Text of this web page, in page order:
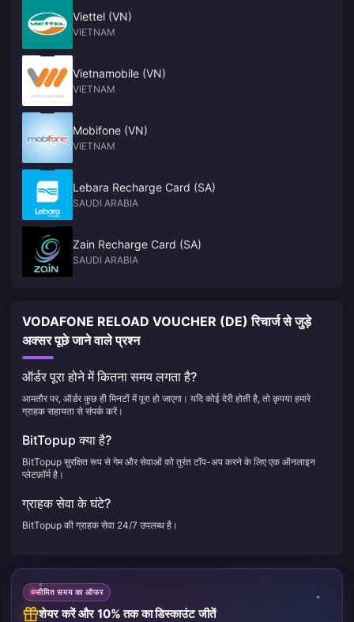
Viettel (VN)
VIETNAM
Vietnamobile (VN)
VIETNAM
Mobifone (VN)
VIETNAM
Lebara Recharge Card (SA)
SAUDI ARABIA
Zain Recharge Card (SA)
SAUDI ARABIA
VODAFONE RELOAD VOUCHER (DE) रिचार्ज से जुड़े
अक्सर पूछे जाने वाले प्रश्न
ऑर्डर पूरा होने में कितना समय लगता है?
आमतौर पर, ऑर्डर कुछ ही मिनटों में पूरा हो जाएगा। यदि कोई देरी होती है, तो कृपया हमारे
ग्राहक सहायता से संपर्क करें।
BitTopup क्या है?
BitTopup सुरक्षित रूप से गेम और सेवाओं को तुरंत टॉप-अप करने के लिए एक ऑनलाइन
प्लेटफ़ॉर्म है।
ग्राहक सेवा के घंटे?
BitTopup की ग्राहक सेवा 24/7 उपलब्ध है।
सीमित समय का ऑफर
शेयर करें और 10% तक का डिस्काउंट जीतें